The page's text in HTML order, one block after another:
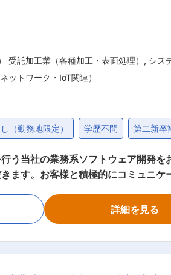
受託加工業（各種加工・表面処理） , シス
ットワーク・IoT関連）
（勤務地限定） 学歴不問 第二新卒
ソフトウェア開発をお任せします。 ■業務内容
ます。お客様と積極的にコミュニ
テム、アプリケーション開発 ・大
詳細を見る